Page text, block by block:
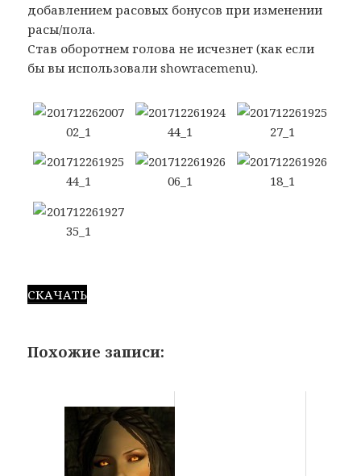
добавлением расовых бонусов при изменении
расы/пола.
Став оборотнем голова не исчезнет (как если
бы вы использовали showracemenu).
СКАЧАТЬ
Похожие записи: